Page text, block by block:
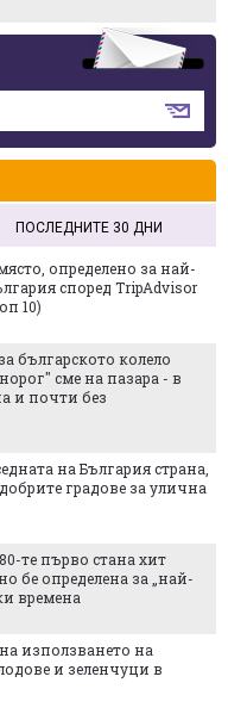
ПОСЛЕДНИТЕ 30 ДНИ
определено за най-
според TripAdvisor
10)
българското колело
сме на пазара - в
и почти без
на България страна,
градове за улична
те първо стана хит
бе определена за „най-
времена
използването на
и зеленчуци в